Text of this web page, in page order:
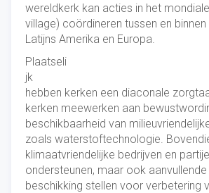
wereldkerk kan acties in het
village) coördineren tussen en binnen
Latijns Amerika en Europa.
Plaatseli
jk
hebben kerken een diaconale
kerken meewerken aan
beschikbaarheid van
zoals waterstoftechnologie.
klimaatvriendelijke bedrijven en
ondersteunen, maar ook
beschikking stellen voor verbetering